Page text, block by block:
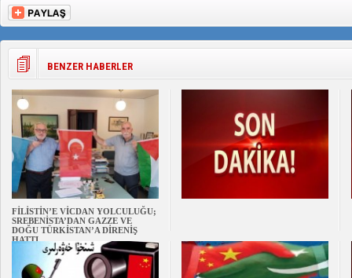
BENZER HABERLER
FİLİSTİN’E VİCDAN YOLCULUĞU;
SREBENİSTA’DAN GAZZE VE
DOĞU TÜRKİSTAN’A DİRENİŞ
HATTI